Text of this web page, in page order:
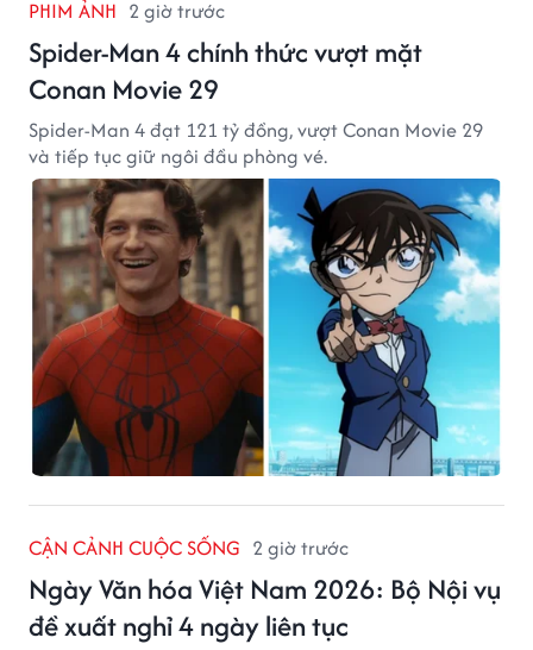
PHIM ẢNH 2 giờ trước
Spider-Man 4 chính thức vượt mặt
Conan Movie 29
Spider-Man 4 đạt 121 tỷ đồng, vượt Conan Movie 29
và tiếp tục giữ ngôi đầu phòng vé.
CẬN CẢNH CUỘC SỐNG 2 giờ trước
Ngày Văn hóa Việt Nam 2026: Bộ Nội vụ
đề xuất nghỉ 4 ngày liên tục